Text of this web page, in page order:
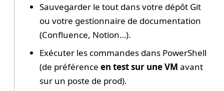
Sauvegarder le tout dans votre dépôt Git
ou votre gestionnaire de documentation
(Confluence, Notion…).
Exécuter les commandes dans PowerShell
(de préférenceen test sur une VM avant
sur un poste de prod).